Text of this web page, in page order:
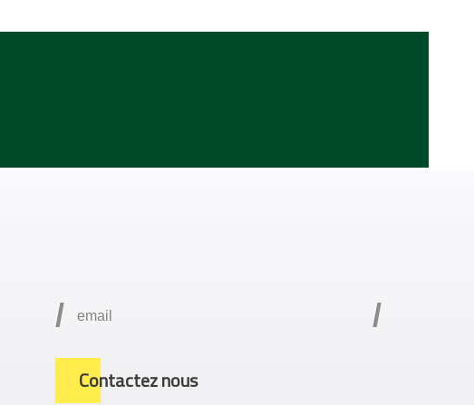
/ /
Contactez nous